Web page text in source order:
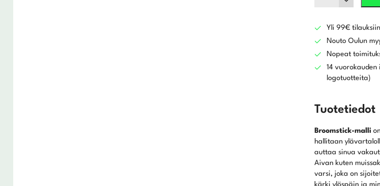
Square
1/2
Ball
Broomstick
Yli 99€
Nouto Oulun
Nopeat
14
logotuotteita)
Tuotetiedot
Broomstick-malli
hallitaan
auttaa sinua
Aivan kuten
varsi, joka on